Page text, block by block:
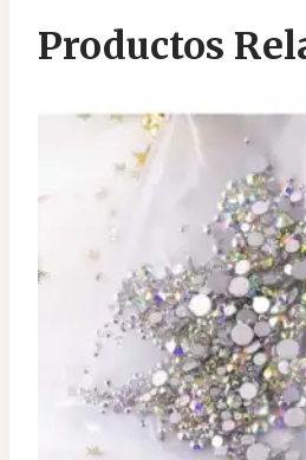
Productos